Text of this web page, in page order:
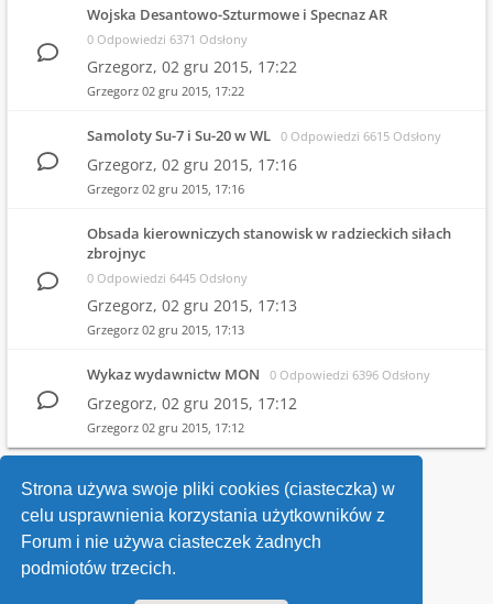
Strona używa swoje pliki cookies (ciasteczka) w
celu usprawnienia korzystania użytkowników z
Forum i nie używa ciasteczek żadnych
podmiotów trzecich.
Wojska Desantowo-Szturmowe i Specnaz AR
0 Odpowiedzi 6371 Odsłony
Grzegorz, 02 gru 2015, 17:22
Grzegorz 02 gru 2015, 17:22
Samoloty Su-7 i Su-20 w WL 0 Odpowiedzi 6615 Odsłony
Grzegorz, 02 gru 2015, 17:16
Grzegorz 02 gru 2015, 17:16
Obsada kierowniczych stanowisk w radzieckich siłach
zbrojnyc
0 Odpowiedzi 6445 Odsłony
Grzegorz, 02 gru 2015, 17:13
Grzegorz 02 gru 2015, 17:13
Wykaz wydawnictw MON 0 Odpowiedzi 6396 Odsłony
Grzegorz, 02 gru 2015, 17:12
Grzegorz 02 gru 2015, 17:12
1 2
Wróć do wykazu forów